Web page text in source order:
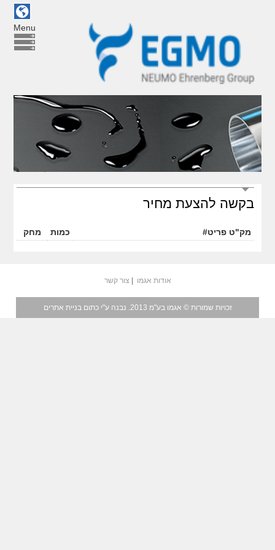
Menu
בקשה להצעת מחיר
מק"ט פריט# כמות מחק
אודות אגמו צור קשר
זכויות שמורות © אגמו בע"מ 2013. נבנה ע"י כתום בניית אתרים